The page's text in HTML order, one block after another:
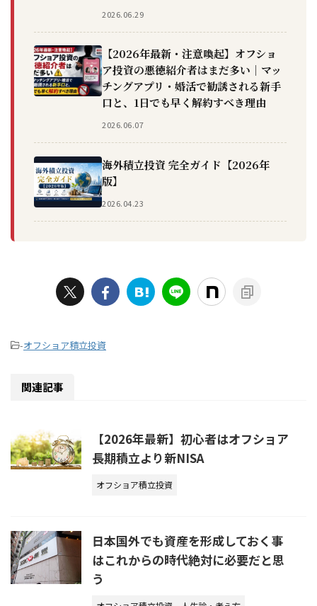
2026.06.29
【2026年最新・注意喚起】オフショ
ア投資の悪徳紹介者はまだ多い｜マッ
チングアプリ・婚活で勧誘される新手
口と、1日でも早く解約すべき理由
2026.06.07
海外積立投資 完全ガイド【2026年
版】
2026.04.23
-オフショア積立投資
関連記事
【2026年最新】初心者はオフショア
長期積立より新NISA
オフショア積立投資
日本国外でも資産を形成しておく事
はこれからの時代絶対に必要だと思
う